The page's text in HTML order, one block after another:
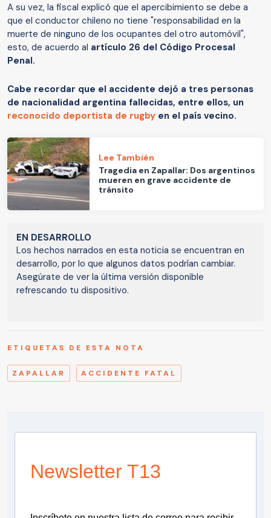
A su vez, la fiscal explicó que el apercibimiento se debe a
que el conductor chileno no tiene "responsabilidad en la
muerte de ninguno de los ocupantes del otro automóvil",
esto, de acuerdo al artículo 26 del Código Procesal
Penal.
Cabe recordar que el accidente dejó a tres personas
de nacionalidad argentina fallecidas, entre ellos, un
reconocido deportista de rugby en el país vecino.
Lee También
Tragedia en Zapallar: Dos argentinos
mueren en grave accidente de
tránsito
EN DESARROLLO
Los hechos narrados en esta noticia se encuentran en
desarrollo, por lo que algunos datos podrían cambiar.
Asegúrate de ver la última versión disponible
refrescando tu dispositivo.
ETIQUETAS DE ESTA NOTA
ZAPALLAR ACCIDENTE FATAL
Newsletter T13